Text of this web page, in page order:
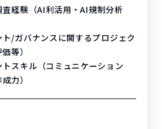
査経験（AI利活用・AI規制分析
ト/ガバナンスに関するプロジェク
等）
トスキル（コミュニケーション
力）